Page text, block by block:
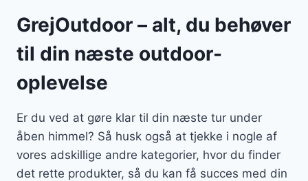
GrejOutdoor – alt, du behøver
til din næste outdoor-
oplevelse
Er du ved at gøre klar til din næste tur under
åben himmel? Så husk også at tjekke i nogle af
vores adskillige andre kategorier, hvor du finder
det rette produkter, så du kan få succes med din